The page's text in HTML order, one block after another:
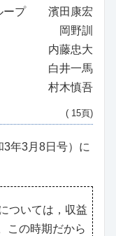
ープ 濱田康宏
岡野訓
内藤忠大
白井一馬
村木慎吾
( 15頁)
3年3月8日号）に
ついては，収益
この時期だから